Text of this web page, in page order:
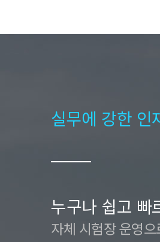
실무에 강한 인
누구나 쉽고 빠
자체 시험장 운영